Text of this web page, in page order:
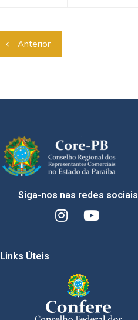
Anterior
Siga-nos nas redes sociais
Links Úteis